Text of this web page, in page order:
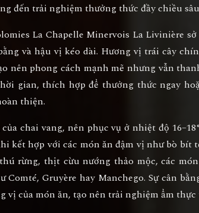
đến trải nghiệm thưởng thức đầy chiều
La Chapelle Minervois La Livinière
và hậu vị kéo dài. Hương vị trái cây
nên phong cách mạnh mẽ nhưng vẫn
gian, thích hợp để thưởng thức ngay
thiện.
chai vang, nên phục vụ ở nhiệt độ
kết hợp với các món ăn đậm vị nhưbò bít
rừng, thịt cừu nướng thảo mộc, các
Gruyère hay Manchego. Sự cân
vị của món ăn, tạo nên trải nghiệm ẩm thực